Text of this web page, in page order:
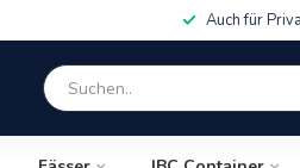
Auch für